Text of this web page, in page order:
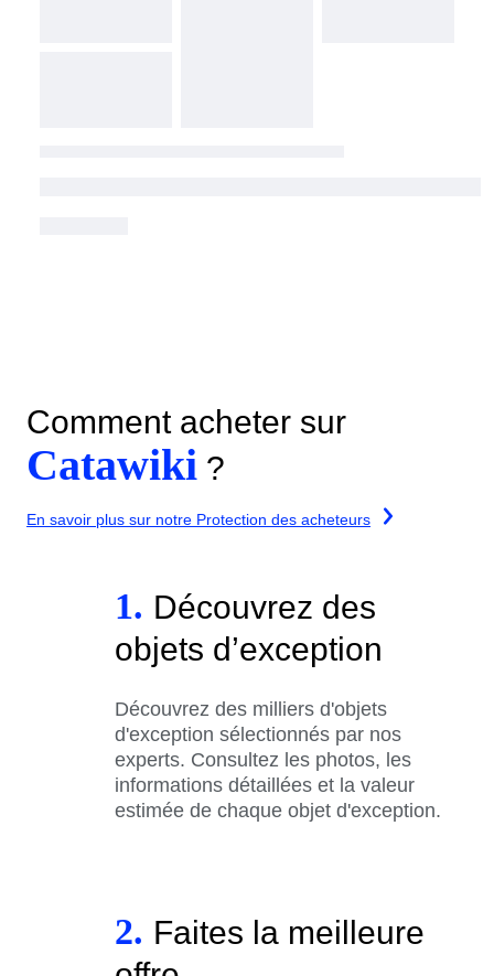
Comment acheter sur
Catawiki ?
En savoir plus sur notre Protection des acheteurs
1. Découvrez des
objets d’exception
Découvrez des milliers d'objets
d'exception sélectionnés par nos
experts. Consultez les photos, les
informations détaillées et la valeur
estimée de chaque objet d'exception.
2. Faites la meilleure